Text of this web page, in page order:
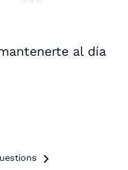
al día
